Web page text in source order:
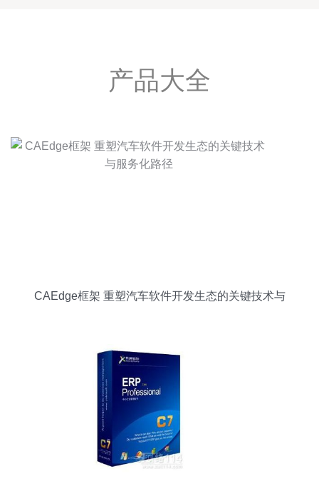
产品大全
CAEdge框架 重塑汽车软件开发生态的关键技术与